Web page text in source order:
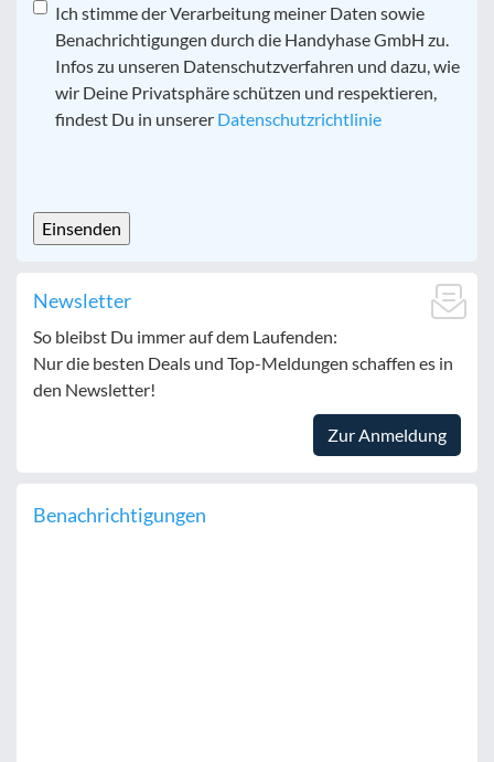
Datenschutz*
Ich stimme der Verarbeitung meiner Daten sowie
Benachrichtigungen durch die Handyhase GmbH zu.
Infos zu unseren Datenschutzverfahren und dazu, wie
wir Deine Privatsphäre schützen und respektieren,
findest Du in unserer Datenschutzrichtlinie
Newsletter
So bleibst Du immer auf dem Laufenden:
Nur die besten Deals und Top-Meldungen schaffen es in
den Newsletter!
Zur Anmeldung
Benachrichtigungen